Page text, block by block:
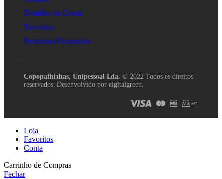
Detalhes da Conta
Favoritos
Perguntas Frequentes
Copopalhinhas, Unipessoal Lda. © 2022 Todos os direitos
reservados. Desenvolvido por digitalgreen.
Loja
Favoritos
Conta
Carrinho de Compras
Fechar